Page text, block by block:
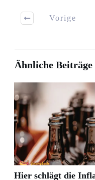
Vorige
Ähnliche Beiträge
Hier schlägt die